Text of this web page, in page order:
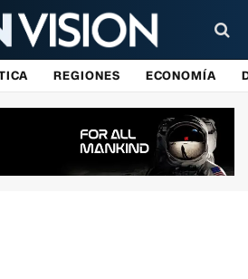
REGIONES ECONOMÍA